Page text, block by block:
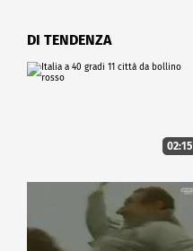
DI TENDENZA
02:15